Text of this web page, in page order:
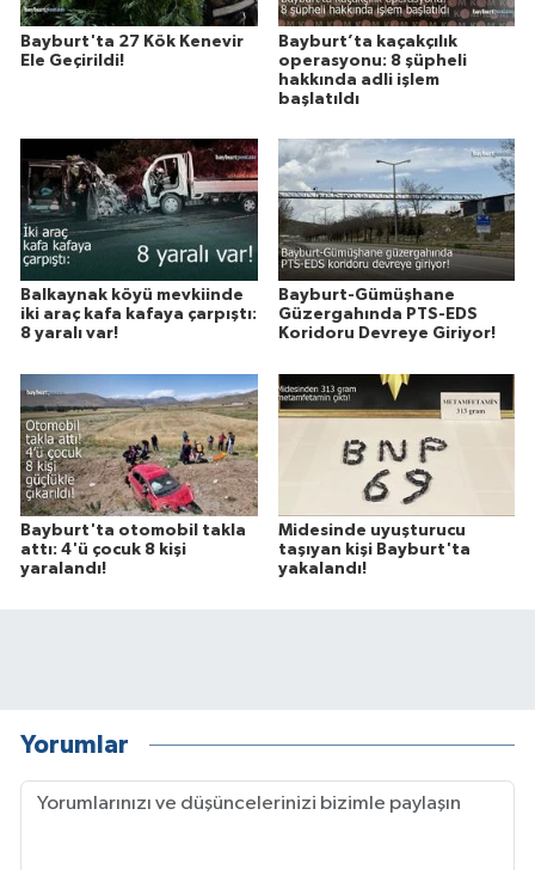
Bayburt'ta 27 Kök Kenevir
Ele Geçirildi!
Bayburt’ta kaçakçılık
operasyonu: 8 şüpheli
hakkında adli işlem
başlatıldı
Balkaynak köyü mevkiinde
iki araç kafa kafaya çarpıştı:
8 yaralı var!
Bayburt-Gümüşhane
Güzergahında PTS-EDS
Koridoru Devreye Giriyor!
Bayburt'ta otomobil takla
attı: 4'ü çocuk 8 kişi
yaralandı!
Midesinde uyuşturucu
taşıyan kişi Bayburt'ta
yakalandı!
Yorumlar